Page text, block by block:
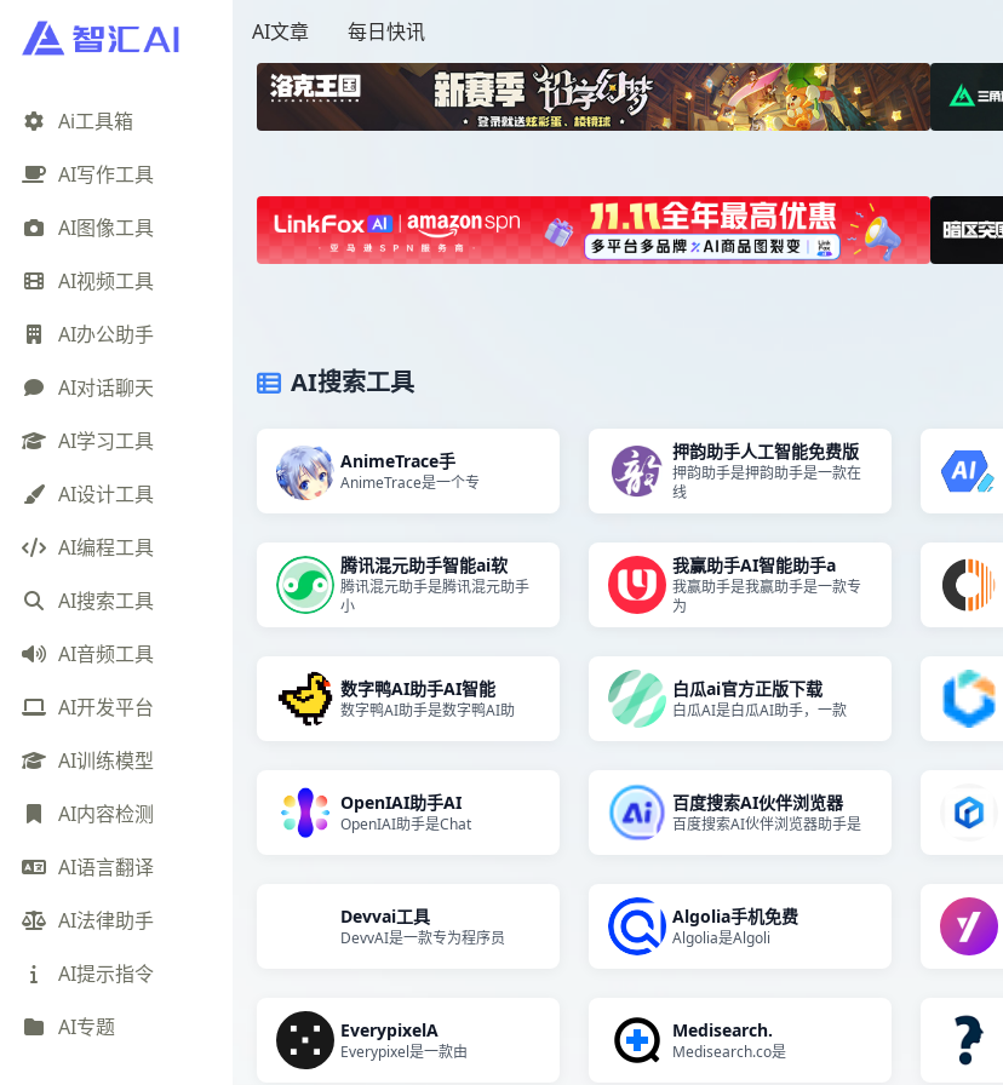
Ai工具箱
AI写作工具
AI图像工具
AI视频工具
AI办公助手
AI对话聊天
AI学习工具
AI设计工具
AI编程工具
AI搜索工具
AI音频工具
AI开发平台
AI训练模型
AI内容检测
AI语言翻译
AI法律助手
AI提示指令
AI专题
AI文章 每日快讯
AI搜索工具
AnimeTrace手
AnimeTrace是一个专
押韵助手人工智能免费版
押韵助手是押韵助手是一款在
线
腾讯混元助手智能ai软
腾讯混元助手是腾讯混元助手
小
我赢助手AI智能助手a
我赢助手是我赢助手是一款专
为
数字鸭AI助手AI智能
数字鸭AI助手是数字鸭AI助
白瓜ai官方正版下载
白瓜AI是白瓜AI助手，一款
OpenIAI助手AI
OpenIAI助手是Chat
百度搜索AI伙伴浏览器
百度搜索AI伙伴浏览器助手是
Devvai工具
DevvAI是一款专为程序员
Algolia手机免费
Algolia是Algoli
EverypixelA
Everypixel是一款由
Medisearch.
Medisearch.co是